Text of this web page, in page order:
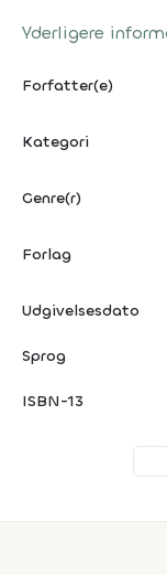
Yderligere
Forfatter(e)
Kategori
Genre(r)
Forlag
Udgivelsesdato
Sprog
ISBN-13